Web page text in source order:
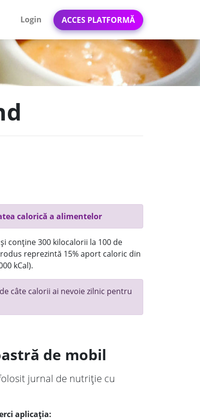
Login ACCES PLATFORMĂ
calorică a alimentelor
conține 300 kilocalorii la 100 de
reprezintă 15% aport caloric din
kCal).
câte calorii ai nevoie zilnic pentru
de mobil
jurnal de nutriție cu
aplicația: